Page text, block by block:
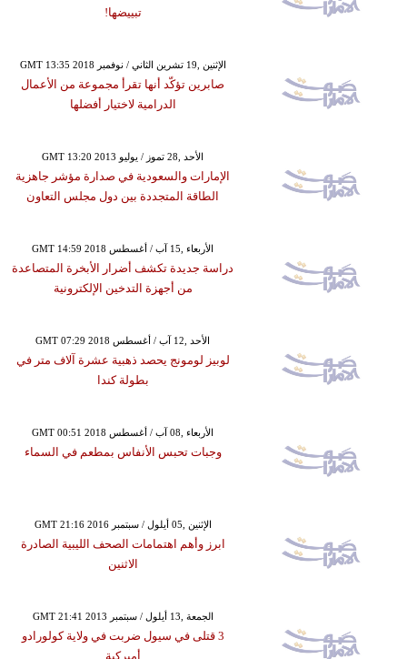
تبييضها!
GMT 13:35 2018 الإثنين ,19 تشرين الثاني / نوفمبر
صابرين تؤكّد أنها تقرأ مجموعة من الأعمال
الدرامية لاختيار أفضلها
GMT 13:20 2013 الأحد ,28 تموز / يوليو
الإمارات والسعودية في صدارة مؤشر جاهزية
الطاقة المتجددة بين دول مجلس التعاون
GMT 14:59 2018 الأربعاء ,15 آب / أغسطس
دراسة جديدة تكشف أضرار الأبخرة المتصاعدة
من أجهزة التدخين الإلكترونية
GMT 07:29 2018 الأحد ,12 آب / أغسطس
لوبيز لومونج يحصد ذهبية عشرة آلاف متر في
بطولة كندا
GMT 00:51 2018 الأربعاء ,08 آب / أغسطس
وجبات تحبس الأنفاس بمطعم في السماء
GMT 21:16 2016 الإثنين ,05 أيلول / سبتمبر
ابرز وأهم اهتمامات الصحف الليبية الصادرة
الاثنين
GMT 21:41 2013 الجمعة ,13 أيلول / سبتمبر
3 قتلى في سيول ضربت في ولاية كولورادو
أميركية